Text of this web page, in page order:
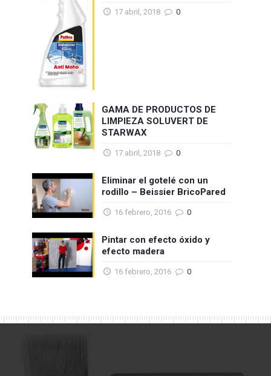
17 abril, 2018 0
GAMA DE PRODUCTOS DE
LIMPIEZA SOLUVERT DE
STARWAX
17 abril, 2018 0
Eliminar el gotelé con un
rodillo – Beissier BricoPared
16 febrero, 2016 0
Pintar con efecto óxido y
efecto madera
16 febrero, 2016 0